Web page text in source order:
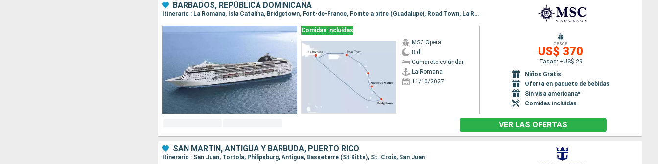
BARBADOS, REPÚBLICA DOMINICANA
Itinerario : La Romana, Isla Catalina, Bridgetown, Fort-de-France, Pointe a pitre (Guadalupe), Road Town, La Romana
Comidas incluidas
MSC Opera
8 d
Camarote estándar
La Romana
11/10/2027
desde
US$ 370
Tasas: +US$ 29
Niños Gratis
Oferta en paquete de bebidas
Sin visa americana*
Comidas incluidas
VER LAS OFERTAS
SAN MARTÍN, ANTIGUA Y BARBUDA, PUERTO RICO
Itinerario : San Juan, Tortola, Philipsburg, Antigua, Basseterre (St Kitts), St. Croix, San Juan